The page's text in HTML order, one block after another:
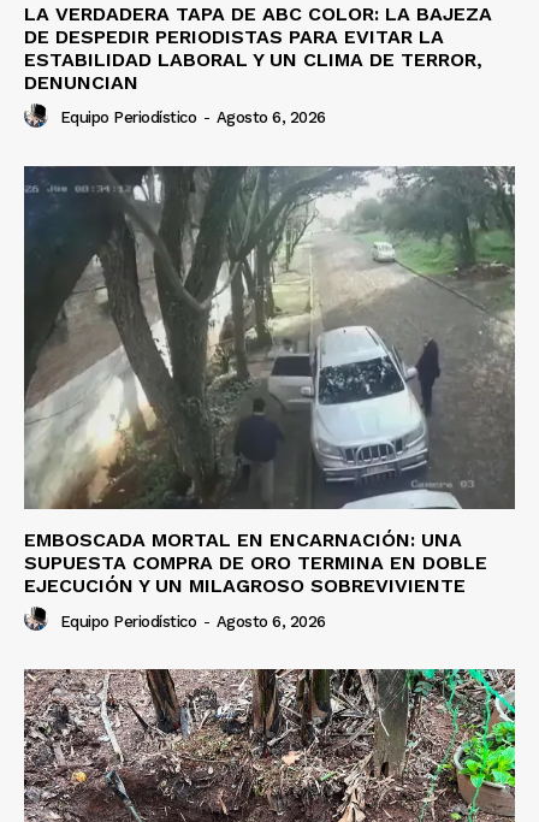
LA VERDADERA TAPA DE ABC COLOR: LA BAJEZA
DE DESPEDIR PERIODISTAS PARA EVITAR LA
ESTABILIDAD LABORAL Y UN CLIMA DE TERROR,
DENUNCIAN
Equipo Periodístico - Agosto 6, 2026
EMBOSCADA MORTAL EN ENCARNACIÓN: UNA
SUPUESTA COMPRA DE ORO TERMINA EN DOBLE
EJECUCIÓN Y UN MILAGROSO SOBREVIVIENTE
Equipo Periodístico - Agosto 6, 2026